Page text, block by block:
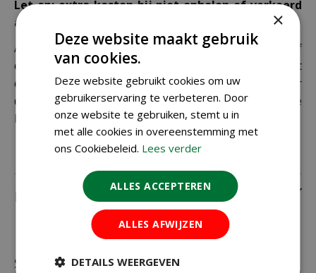
Let op: extra kosten bij niet ophalen of verkeerd
adres
Als je je pakket niet ophaalt bij een PostNL-punt of
een verkeerd afleveradres invult, zijn wij genoodzaakt
extra kosten in rekening te brengen. Controleer
daarom altijd goed je adresgegevens voordat je je
bestelling plaatst.
Recensies
Schrijf zelf een recensie over "Wolf
×
Deze website maakt gebruik
van cookies.
Deze website gebruikt cookies om uw
gebruikerservaring te verbeteren. Door
onze website te gebruiken, stemt u in
met alle cookies in overeenstemming met
ons Cookiebeleid. Lees verder
ALLES ACCEPTEREN
ALLES AFWIJZEN
DETAILS WEERGEVEN